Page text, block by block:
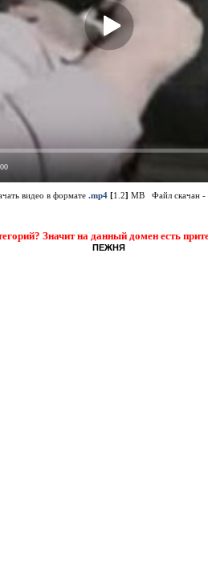
видео в формате .mp4 [1.2] MB Файл скачан -
Значит на данный домен есть
ПЕЖНЯ